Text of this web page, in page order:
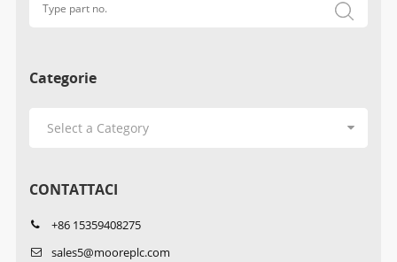
Categorie
CONTATTACI
+86 15359408275
sales5@mooreplc.com